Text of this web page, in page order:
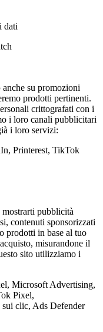
dati
su promozioni
prodotti pertinenti.
crittografati con i
i loro canali pubblicitari
i loro servizi:
Printerest, TikTok
mostrarti pubblicità
contenuti sponsorizzati
prodotti in base al tuo
misurandone il
sito utilizziamo i
Microsoft Advertising,
Pixel,
sui clic, Ads Defender